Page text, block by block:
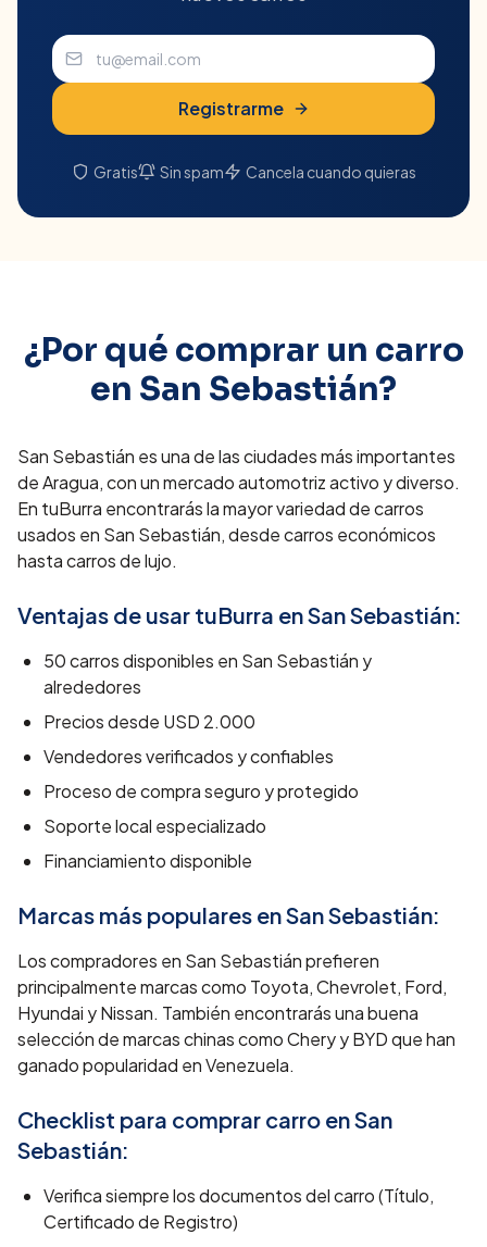
Registrarme
Gratis Sin spam Cancela cuando quieras
¿Por qué comprar un carro
en San Sebastián?
San Sebastián es una de las ciudades más importantes
de Aragua, con un mercado automotriz activo y diverso.
En tuBurra encontrarás la mayor variedad de carros
usados en San Sebastián, desde carros económicos
hasta carros de lujo.
Ventajas de usar tuBurra enSan Sebastián:
50carros disponibles en San Sebastián y
alrededores
Precios desde USD 2.000
Vendedores verificados y confiables
Proceso de compra seguro y protegido
Soporte local especializado
Financiamiento disponible
Marcas más populares enSan Sebastián:
Los compradores en San Sebastián prefieren
principalmente marcas como Toyota, Chevrolet, Ford,
Hyundai y Nissan. También encontrarás una buena
selección de marcas chinas como Chery y BYD que han
ganado popularidad en Venezuela.
Checklist para comprar carro enSan
Sebastián:
Verifica siempre los documentos del carro (Título,
Certificado de Registro)